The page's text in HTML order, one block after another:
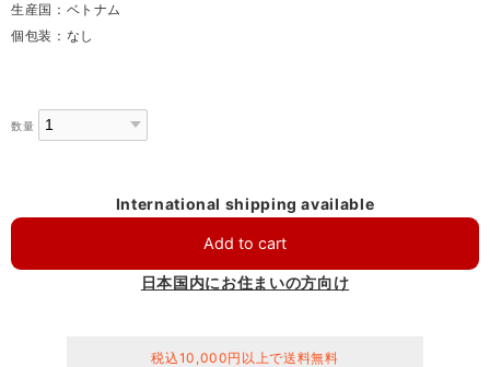
生産国：ベトナム
個包装：なし
数量
International shipping available
Add to cart
日本国内にお住まいの方向け
税込10,000円以上で送料無料